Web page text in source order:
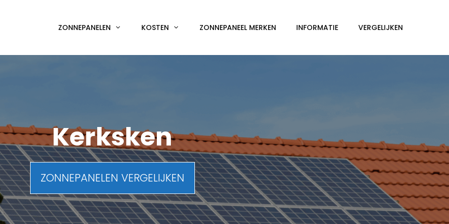
ZONNEPANELEN KOSTEN ZONNEPANEEL MERKEN INFORMATIE VERGELIJKEN
Kerksken
ZONNEPANELEN VERGELIJKEN